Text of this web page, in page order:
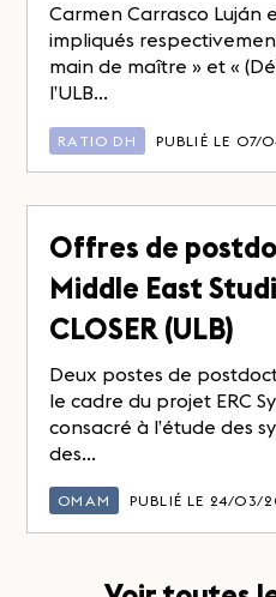
Carmen Carrasco Luján
impliqués
main de maître » et «
l’ULB...
RATIO DH PUBLIÉ LE 07/
Offres de
Middle East
CLOSER (ULB)
Deux postes de
le cadre du projet ERC
consacré à l’étude des
des...
OMAM PUBLIÉ LE 24/03/